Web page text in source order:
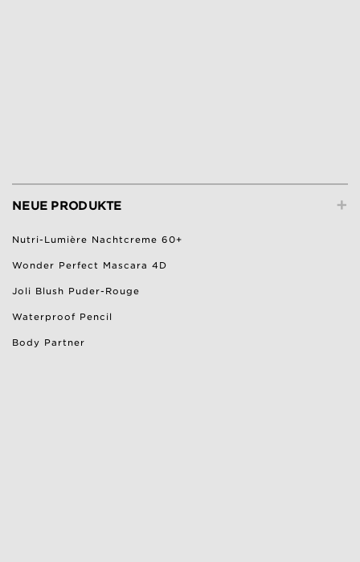
+
NEUE PRODUKTE
Nutri-Lumière Nachtcreme 60+
Wonder Perfect Mascara 4D
Joli Blush Puder-Rouge
Waterproof Pencil
Body Partner